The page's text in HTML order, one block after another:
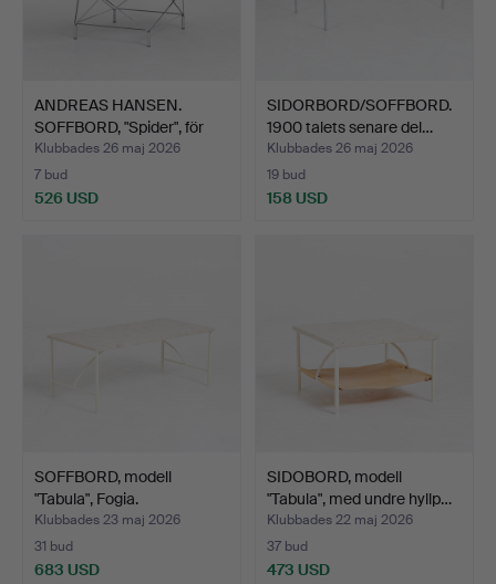
ANDREAS HANSEN.
SOFFBORD, "Spider", för
Ei…
Klubbades 26 maj 2026
7 bud
526 USD
SIDORBORD/SOFFBORD.
1900 talets senare del…
Klubbades 26 maj 2026
19 bud
158 USD
SOFFBORD, modell
"Tabula", Fogia.
Klubbades 23 maj 2026
31 bud
683 USD
SIDOBORD, modell
"Tabula", med undre hyllp…
Klubbades 22 maj 2026
37 bud
473 USD